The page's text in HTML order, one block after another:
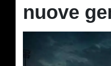
nuove